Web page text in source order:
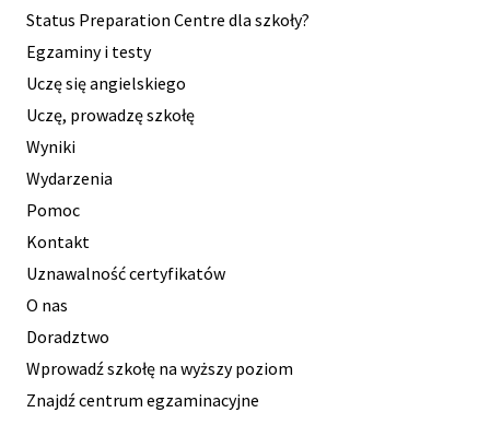
Status Preparation Centre dla szkoły?
Egzaminy i testy
Uczę się angielskiego
Uczę, prowadzę szkołę
Wyniki
Wydarzenia
Pomoc
Kontakt
Uznawalność certyfikatów
O nas
Doradztwo
Wprowadź szkołę na wyższy poziom
Znajdź centrum egzaminacyjne